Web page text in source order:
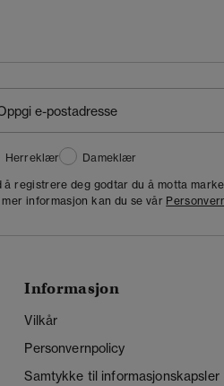
Herreklær
Dameklær
å registrere deg godtar du å motta
mer informasjon kan du se vår
Informasjon
Vilkår
Personvernpolicy
Samtykke til informasjonskapsler